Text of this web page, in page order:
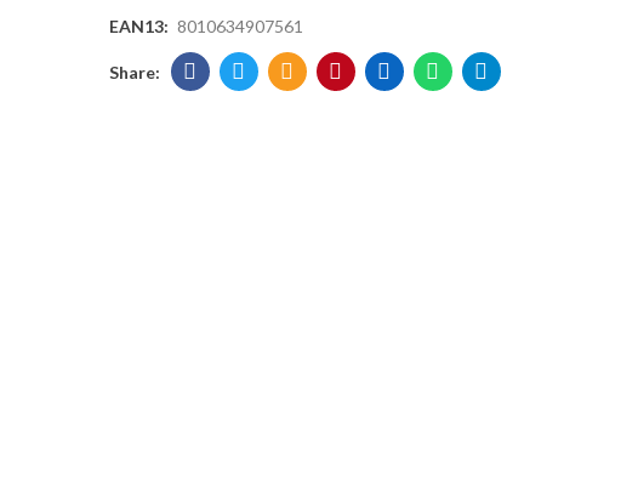
EAN13: 8010634907561